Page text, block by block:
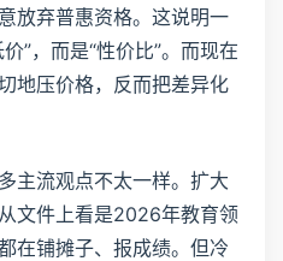
放弃普惠资格。这说明一
”，而是“性价比”。而现在
地压价格，反而把差异化
主流观点不太一样。扩大
文件上看是2026年教育领
在铺摊子、报成绩。但冷